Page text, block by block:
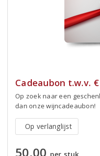
Cadeaubon t.w.v.
Op zoek naar een
dan onze wijncadeaubon!
Op verlanglijst
50,00